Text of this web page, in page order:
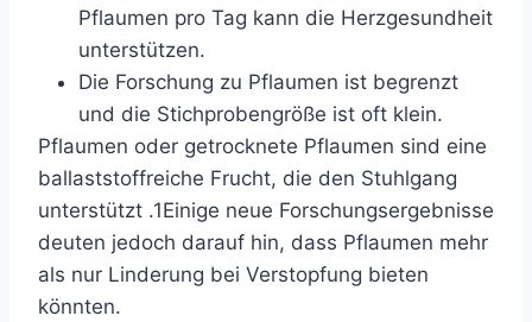
Pflaumen pro Tag kann die Herzgesundheit
unterstützen.
Die Forschung zu Pflaumen ist begrenzt
und die Stichprobengröße ist oft klein.
Pflaumen oder getrocknete Pflaumen sind eine
ballaststoffreiche Frucht, die den Stuhlgang
unterstützt .1Einige neue Forschungsergebnisse
deuten jedoch darauf hin, dass Pflaumen mehr
als nur Linderung bei Verstopfung bieten
könnten.